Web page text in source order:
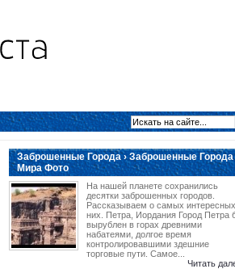
Заброшенные Города › Заброшенные Города
Мира Фото
На нашей планете сохранились
десятки заброшенных городов.
Рассказываем о самых
них. Петра, Иордания Город Петра
вырублен в горах древними
набатеями, долгое время
контролировавшими здешние
торговые пути. Самое...
Читать